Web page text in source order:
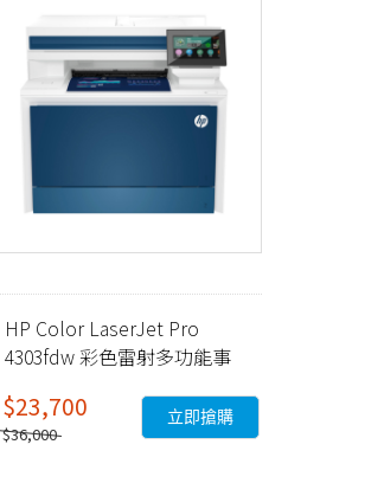
HP Color LaserJet Pro
4303fdw 彩色雷射多功能事
$23,700
$36,000
立即搶購